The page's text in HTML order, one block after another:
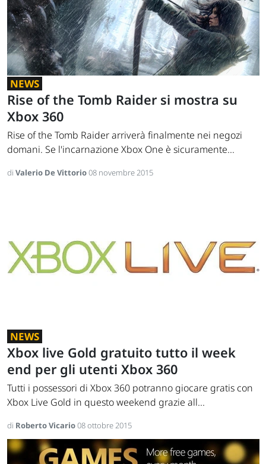
NEWS
Rise of the Tomb Raider si mostra su
Xbox 360
Rise of the Tomb Raider arriverà finalmente nei negozi
domani. Se l'incarnazione Xbox One è sicuramente...
di Valerio De Vittorio08 novembre 2015
NEWS
Xbox live Gold gratuito tutto il week
end per gli utenti Xbox 360
Tutti i possessori di Xbox 360 potranno giocare gratis con
Xbox Live Gold in questo weekend grazie all...
di Roberto Vicario08 ottobre 2015